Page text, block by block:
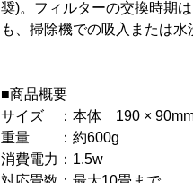
奨)。フィルターの交換時期
も、掃除機での吸入または
■商品概要
サイズ ：本体 190 ×
重量 ：約600g
消費電力：1.5w